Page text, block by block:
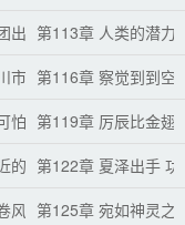
出动第113章 人类的潜力
市的异能者
第116章 察觉到到空
怕之处第119章 厉辰比金翅
的夏泽第122章 夏泽出手 功
风 第125章 宛如神灵之